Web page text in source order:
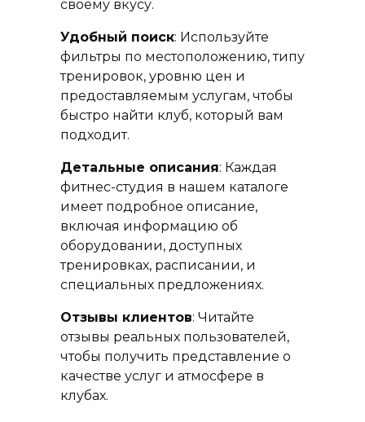
своему вкусу.
Удобный поиск: Используйте
фильтры по местоположению, типу
тренировок, уровню цен и
предоставляемым услугам, чтобы
быстро найти клуб, который вам
подходит.
Детальные описания: Каждая
фитнес-студия в нашем каталоге
имеет подробное описание,
включая информацию об
оборудовании, доступных
тренировках, расписании, и
специальных предложениях.
Отзывы клиентов: Читайте
отзывы реальных пользователей,
чтобы получить представление о
качестве услуг и атмосфере в
клубах.